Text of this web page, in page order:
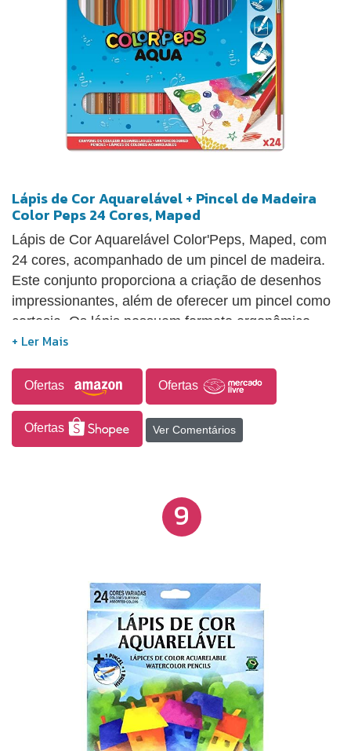
Lápis de Cor Aquarelável + Pincel de Madeira
Color Peps 24 Cores, Maped
Lápis de Cor Aquarelável Color'Peps, Maped, com
24 cores, acompanhado de um pincel de madeira.
Este conjunto proporciona a criação de desenhos
impressionantes, além de oferecer um pincel como
cortesia. Os lápis possuem formato ergonômico
triangular para maior conforto durante o uso.
Ofertas Ofertas
Ofertas Ver Comentários
9